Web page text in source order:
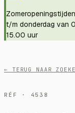
t/m donderdag van
15.00 uur
← TERUG NAAR
RÉF · 4538